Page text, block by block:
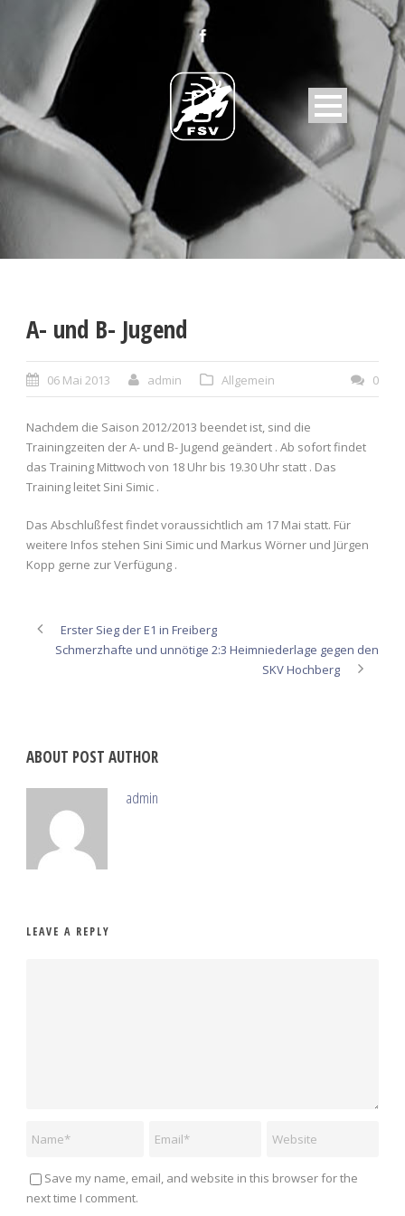
A- und B- Jugend
06 Mai 2013 admin Allgemein 0
Nachdem die Saison 2012/2013 beendet ist, sind die
Trainingzeiten der A- und B- Jugend geändert . Ab sofort findet
das Training Mittwoch von 18 Uhr bis 19.30 Uhr statt . Das
Training leitet Sini Simic .
Das Abschlußfest findet voraussichtlich am 17 Mai statt. Für
weitere Infos stehen Sini Simic und Markus Wörner und Jürgen
Kopp gerne zur Verfügung .
Erster Sieg der E1 in Freiberg
Schmerzhafte und unnötige 2:3 Heimniederlage gegen den
SKV Hochberg
ABOUT POST AUTHOR
admin
LEAVE A REPLY
Save my name, email, and website in this browser for the
next time I comment.